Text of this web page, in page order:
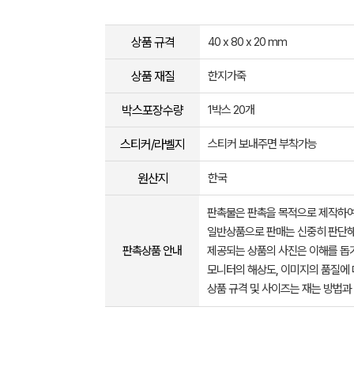
상품 규격 40 x 80 x 20 mm
상품 재질 한지가죽
박스포장수량 1박스 20개
스티커/라벨지 스티커 보내주면 부착가능
원산지 한국
판촉상품 안내
판촉물은 판촉을 목적으로 제작하
일반상품으로 판매는 신중히 판단
제공되는 상품의 사진은 이해를
모니터의 해상도, 이미지의 품질
상품 규격 및 사이즈는 재는 방법